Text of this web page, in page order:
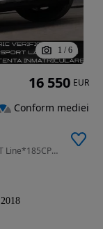
1 / 6
1995 cm3 • 185 CP • GARANTIE 24 LUNI*RATE*GT Line*185CP*4x4*Automata*Piele*Ventilatie*Full
2018
16 550 EUR
Conform mediei